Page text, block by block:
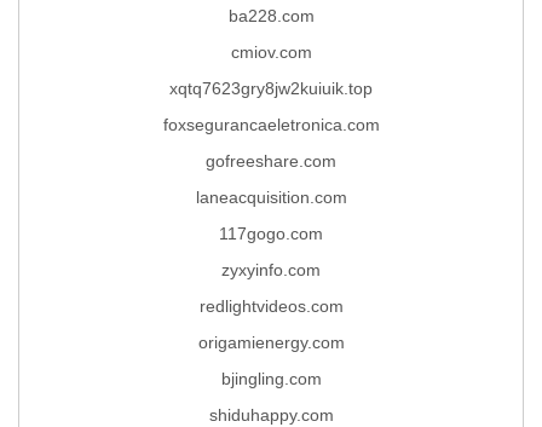
ba228.com
cmiov.com
xqtq7623gry8jw2kuiuik.top
foxsegurancaeletronica.com
gofreeshare.com
laneacquisition.com
117gogo.com
zyxyinfo.com
redlightvideos.com
origamienergy.com
bjingling.com
shiduhappy.com